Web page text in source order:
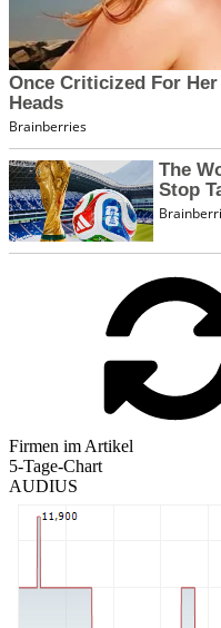
Firmen im Artikel
5-Tage-Chart
AUDIUS